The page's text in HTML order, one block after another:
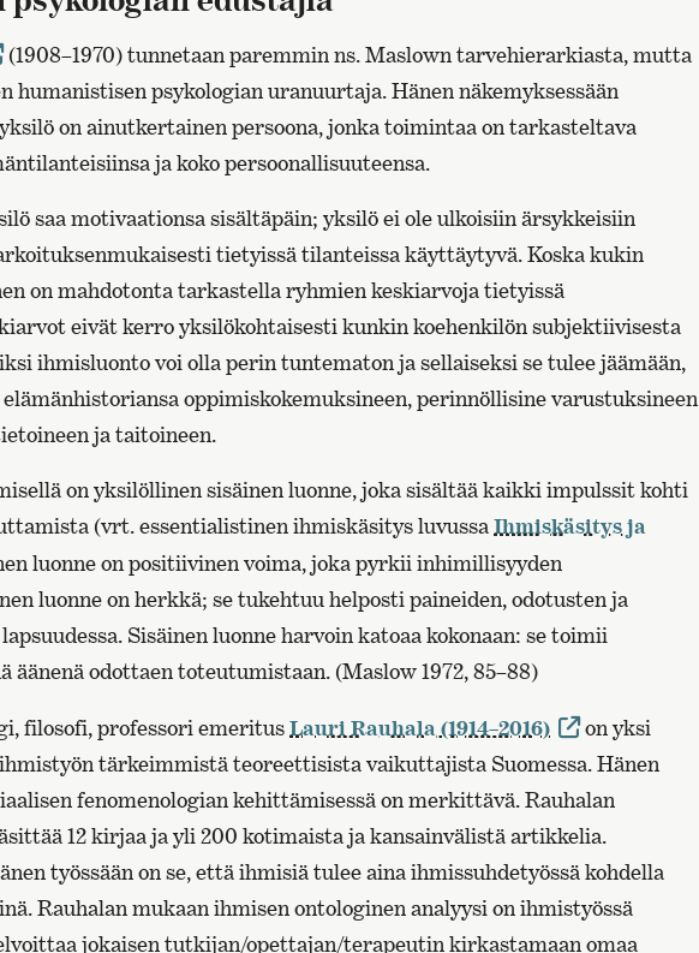
(1908–1970) tunnetaan paremmin ns. Maslown tarvehierarkiasta, mutta
humanistisen psykologian uranuurtaja. Hänen näkemyksessään
on ainutkertainen persoona, jonka toimintaa on tarkasteltava
ja koko persoonallisuuteensa.
saa motivaationsa sisältäpäin; yksilö ei ole ulkoisiin ärsykkeisiin
tietyissä tilanteissa käyttäytyvä. Koska kukin
on mahdotonta tarkastella ryhmien keskiarvoja tietyissä
eivät kerro yksilökohtaisesti kunkin koehenkilön subjektiivisesta
ihmisluonto voi olla perin tuntematon ja sellaiseksi se tulee jäämään,
oppimiskokemuksineen, perinnöllisine varustuksineen
ja taitoineen.
on yksilöllinen sisäinen luonne, joka sisältää kaikki impulssit kohti
(vrt. essentialistinen ihmiskäsitys luvussaIhmiskäsitys ja
luonne on positiivinen voima, joka pyrkii inhimillisyyden
luonne on herkkä; se tukehtuu helposti paineiden, odotusten ja
Sisäinen luonne harvoin katoaa kokonaan: se toimii
äänenä odottaen toteutumistaan. (Maslow 1972, 85–88)
filosofi, professori emeritusLauri Rauhala (1914–2016)
on yksi
tärkeimmistä teoreettisista vaikuttajista Suomessa. Hänen
fenomenologian kehittämisessä on merkittävä. Rauhalan
12 kirjaa ja yli 200 kotimaista ja kansainvälistä artikkelia.
työssään on se, että ihmisiä tulee aina ihmissuhdetyössä kohdella
Rauhalan mukaan ihmisen ontologinen analyysi on ihmistyössä
jokaisen tutkijan/opettajan/terapeutin kirkastamaan omaa